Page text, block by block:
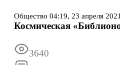
Информация
Общество 04:19, 23 апреля 2021
Космическая
3640